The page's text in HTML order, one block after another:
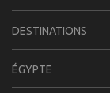
DESTINATIONS
ÉGYPTE